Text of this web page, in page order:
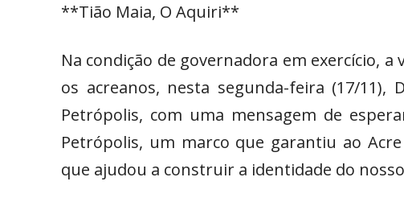
**Tião Maia, O Aquiri**
Na condição de governadora em exercício,
os acreanos, nesta segunda-feira (17/
Petrópolis, com uma mensagem de
Petrópolis, um marco que garantiu ao
que ajudou a construir a identidade do